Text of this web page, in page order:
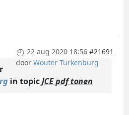
22 aug 2020 18:56 #21691
doorWouter Turkenburg
in topicJCE pdf tonen